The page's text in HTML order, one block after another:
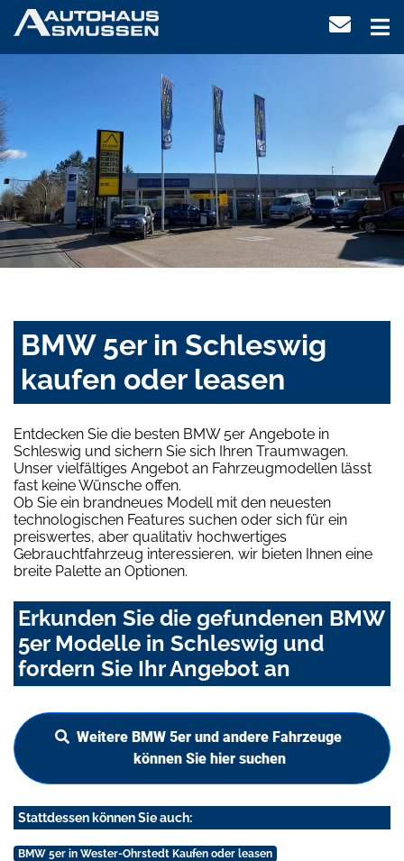
BMW 5er in Schleswig
kaufen oder leasen
Entdecken Sie die besten BMW 5er Angebote in
Schleswig und sichern Sie sich Ihren Traumwagen.
Unser vielfältiges Angebot an Fahrzeugmodellen lässt
fast keine Wünsche offen.
Ob Sie ein brandneues Modell mit den neuesten
technologischen Features suchen oder sich für ein
preiswertes, aber qualitativ hochwertiges
Gebrauchtfahrzeug interessieren, wir bieten Ihnen eine
breite Palette an Optionen.
Erkunden Sie die gefundenen BMW
5er Modelle in Schleswig und
fordern Sie Ihr Angebot an
Weitere BMW 5er und andere Fahrzeuge
können Sie hier suchen
Stattdessen können Sie auch:
BMW 5er in Wester-Ohrstedt Kaufen oder leasen